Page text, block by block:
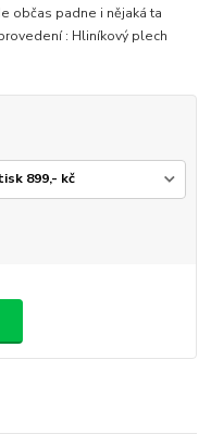
občas padne i nějaká ta
: Hliníkový plech